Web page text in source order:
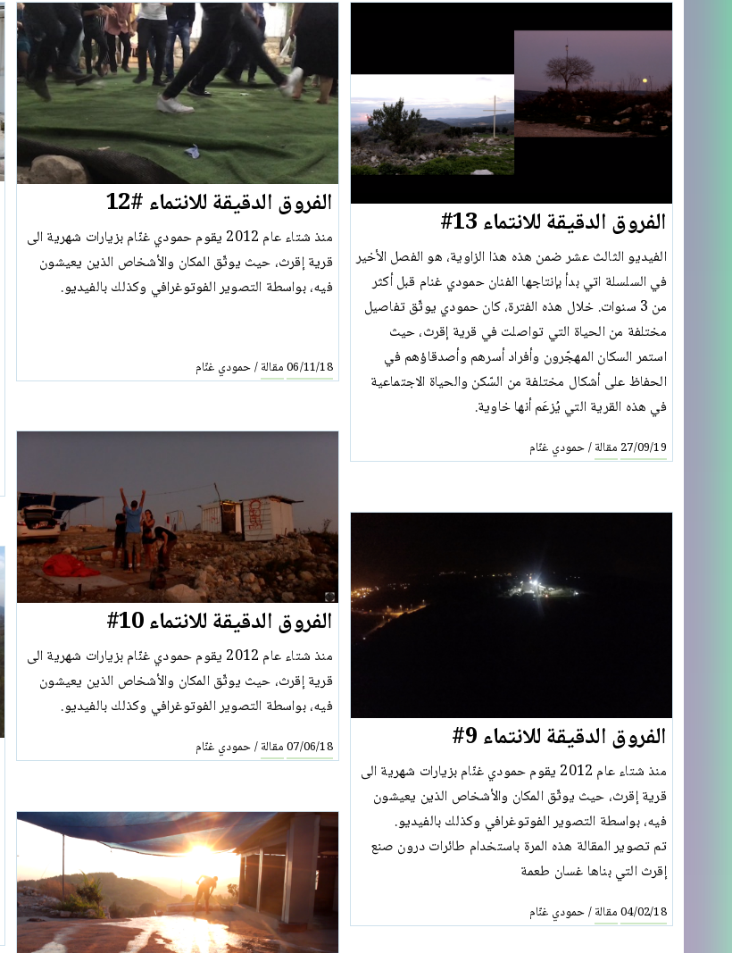
الفروق الدقيقة للانتماء 13#
الفيديو الثالث عشر ضمن هذه هذا الزاوية، هو الفصل الأخير
في السلسلة اتي بدأ بإنتاجها الفنان حمودي غنام قبل أكثر
من 3 سنوات. خلال هذه الفترة، كان حمودي يوثّق تفاصيل
مختلفة من الحياة التي تواصلت في قرية إقرث، حيث
استمر السكان المهجّرون وأفراد أسرهم وأصدقاؤهم في
الحفاظ على أشكال مختلفة من السّكن والحياة الاجتماعية
في هذه القرية التي يُزعَم أنها خاوية.
27/09/19 مقالة/حمودي غنّام
الفروق الدقيقة للانتماء #12
منذ شتاء عام 2012 يقوم حمودي غنّام بزيارات شهرية الى
قرية إقرث، حيث يوثّق المكان والأشخاص الذين يعيشون
فيه، بواسطة التصوير الفوتوغرافي وكذلك بالفيديو.
06/11/18مقالة/حمودي غنّام
الفروق الدقيقة للانتماء 10#
منذ شتاء عام 2012 يقوم حمودي غنّام بزيارات شهرية الى
قرية إقرث، حيث يوثّق المكان والأشخاص الذين يعيشون
فيه، بواسطة التصوير الفوتوغرافي وكذلك بالفيديو.
07/06/18مقالة/حمودي غنّام الفروق الدقيقة للانتماء 9#
منذ شتاء عام 2012 يقوم حمودي غنّام بزيارات شهرية الى
قرية إقرث، حيث يوثّق المكان والأشخاص الذين يعيشون
فيه، بواسطة التصوير الفوتوغرافي وكذلك بالفيديو.
تم تصوير المقالة هذه المرة باستخدام طائرات درون صنع
إقرث التي بناها غسان طعمة
04/02/18مقالة/حمودي غنّام